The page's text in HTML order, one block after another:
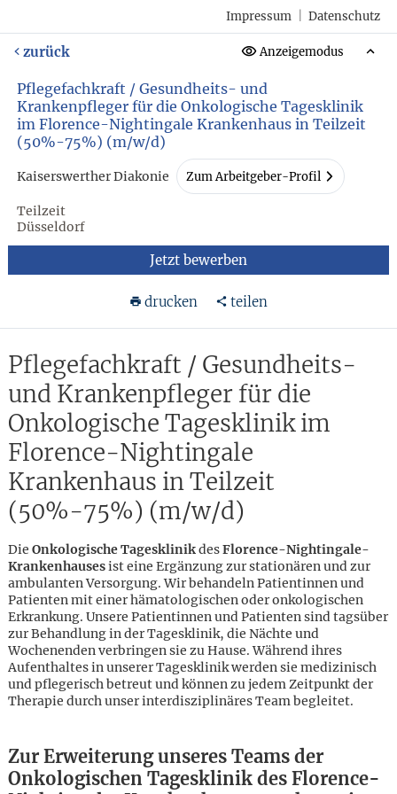
Impressum Datenschutz
zurück Anzeigemodus
Pflegefachkraft / Gesundheits- und
Krankenpfleger für die Onkologische Tagesklinik
im Florence-Nightingale Krankenhaus in Teilzeit
(50%-75%) (m/w/d)
Kaiserswerther Diakonie Zum Arbeitgeber-Profil
Teilzeit
Düsseldorf
Jetzt bewerben
drucken teilen
Pflegefachkraft / Gesundheits-
und Krankenpfleger für die
Onkologische Tagesklinik im
Florence-Nightingale
Krankenhaus in Teilzeit
(50%-75%) (m/w/d)
Die Onkologische TagesklinikdesFlorence-Nightingale-
Krankenhausesist eine Ergänzung zur stationären und zur
ambulanten Versorgung. Wir behandeln Patientinnen und
Patienten mit einer hämatologischen oder onkologischen
Erkrankung. Unsere Patientinnen und Patienten sind tagsüber
zur Behandlung in der Tagesklinik, die Nächte und
Wochenenden verbringen sie zu Hause. Während ihres
Aufenthaltes in unserer Tagesklinik werden sie medizinisch
und pflegerisch betreut und können zu jedem Zeitpunkt der
Therapie durch unser interdisziplinäres Team begleitet.
Zur Erweiterung unseres Teams der
Onkologischen Tagesklinik des Florence-